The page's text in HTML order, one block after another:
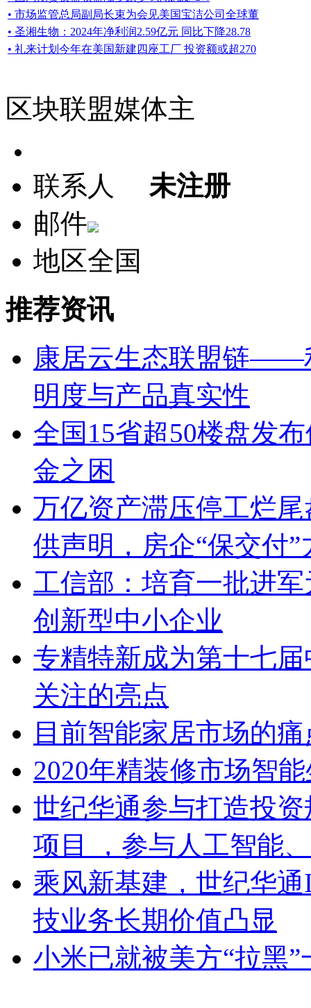
• 市场监管总局副局长束为会见美国宝洁公司全球董
• 圣湘生物：2024年净利润2.59亿元 同比下降28.78
• 礼来计划今年在美国新建四座工厂 投资额或超270
区块联盟媒体主
联系人
未注册
邮件
地区全国
推荐资讯
康居云生态联盟链——
明度与产品真实性
全国15省超50楼盘发
金之困
万亿资产滞压停工烂
供声明，房企“保交付”
工信部：培育一批进
创新型中小企业
专精特新成为第十七
关注的亮点
目前智能家居市场的痛
2020年精装修市场智
世纪华通参与打造投
项目 ，参与人工智能
乘风新基建，世纪华
技业务长期价值凸显
小米已就被美方“拉黑